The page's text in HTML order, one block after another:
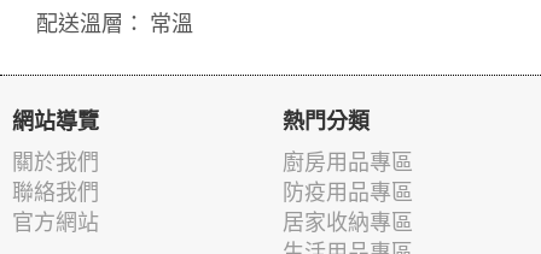
配送溫層： 常溫
網站導覽
關於我們
聯絡我們
官方網站
熱門分類
廚房用品專區
防疫用品專區
居家收納專區